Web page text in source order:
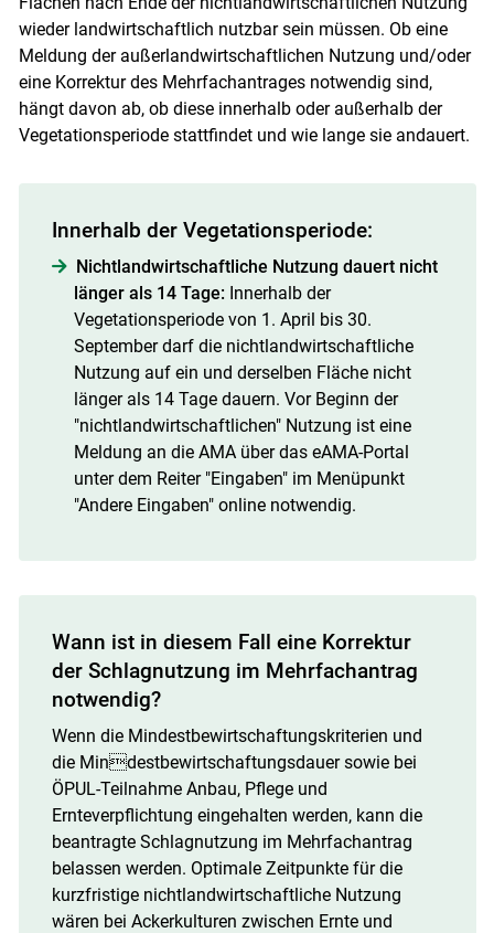
wieder landwirtschaftlich nutzbar sein müssen. Ob eine
Meldung der außerlandwirtschaftlichen Nutzung und/oder
eine Korrektur des Mehrfachantrages notwendig sind,
hängt davon ab, ob diese innerhalb oder außerhalb der
Vegetationsperiode stattfindet und wie lange sie andauert.
Innerhalb der Vegetationsperiode:
Nichtlandwirtschaftliche Nutzung dauert nicht
länger als 14 Tage: Innerhalb der
Vegetationsperiode von 1. April bis 30.
September darf die nichtlandwirtschaftliche
Nutzung auf ein und derselben Fläche nicht
länger als 14 Tage dauern. Vor Beginn der
"nichtlandwirtschaftlichen" Nutzung ist eine
Meldung an die AMA über das eAMA-­Portal
unter dem Reiter "Eingaben" im Menüpunkt
"Andere Eingaben" online notwendig.
Wann ist in diesem Fall eine Korrektur
der Schlagnutzung im Mehrfachantrag
notwendig?
Wenn die Mindestbewirtschaftungskriterien und
die Mindestbewirtschaftungsdauer sowie bei
ÖPUL­-Teilnahme Anbau­, Pflege­ und
Ernteverpflichtung eingehalten werden, kann die
beantragte Schlagnutzung im Mehrfachantrag
belassen werden. Optimale Zeitpunkte für die
kurzfristige nichtlandwirtschaftliche Nutzung
wären bei Ackerkulturen zwischen Ernte und